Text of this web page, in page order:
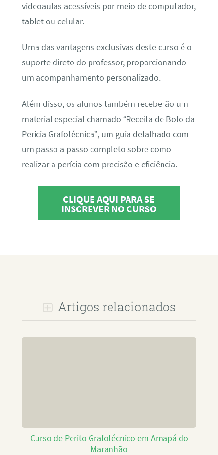
videoaulas acessíveis por meio de computador,
tablet ou celular.
Uma das vantagens exclusivas deste curso é o
suporte direto do professor, proporcionando
um acompanhamento personalizado.
Além disso, os alunos também receberão um
material especial chamado “Receita de Bolo da
Perícia Grafotécnica”, um guia detalhado com
um passo a passo completo sobre como
realizar a perícia com precisão e eficiência.
CLIQUE AQUI PARA SE
INSCREVER NO CURSO
Artigos relacionados
Curso de Perito Grafotécnico em Amapá do
Maranhão